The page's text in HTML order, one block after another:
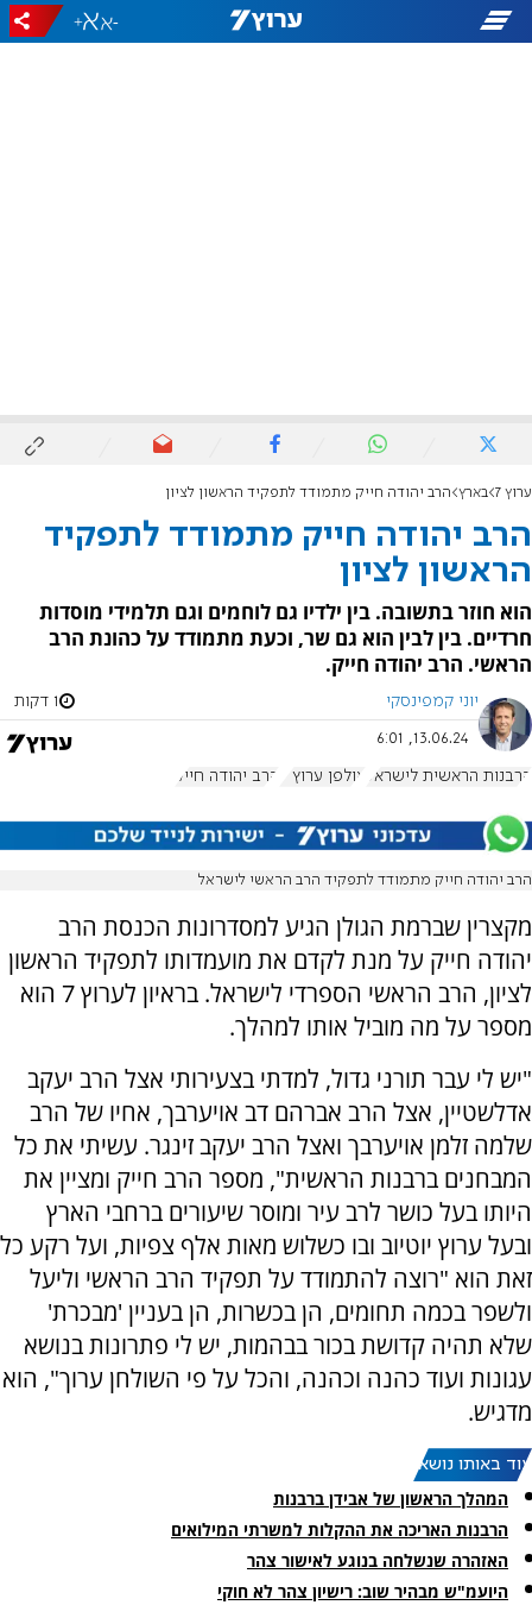
-
+
ערוץ 7 בארץ הרב יהודה חייק מתמודד לתפקיד הראשון לציון
הרב יהודה חייק מתמודד לתפקיד
הראשון לציון
הוא חוזר בתשובה. בין ילדיו גם לוחמים וגם תלמידי מוסדות
חרדיים. בין לבין הוא גם שר, וכעת מתמודד על כהונת הרב
הראשי. הרב יהודה חייק.
יוני קמפינסקי 1 דקות
13.06.24, 6:01
הרבנות הראשית לישראל אולפן ערוץ 7 הרב יהודה חייק
הרב יהודה חייק מתמודד לתפקיד הרב הראשי לישראל
מקצרין שברמת הגולן הגיע למסדרונות הכנסת הרב
יהודה חייק על מנת לקדם את מועמדותו לתפקיד הראשון
לציון, הרב הראשי הספרדי לישראל. בראיון לערוץ 7 הוא
מספר על מה מוביל אותו למהלך.
"יש לי עבר תורני גדול, למדתי בצעירותי אצל הרב יעקב
אדלשטיין, אצל הרב אברהם דב אויערבך, אחיו של הרב
שלמה זלמן אויערבך ואצל הרב יעקב זינגר. עשיתי את כל
המבחנים ברבנות הראשית", מספר הרב חייק ומציין את
היותו בעל כושר לרב עיר ומוסר שיעורים ברחבי הארץ
ובעל ערוץ יוטיוב ובו כשלוש מאות אלף צפיות, ועל רקע כל
זאת הוא "רוצה להתמודד על תפקיד הרב הראשי וליעל
ולשפר בכמה תחומים, הן בכשרות, הן בעניין 'מבכרת'
שלא תהיה קדושת בכור בבהמות, יש לי פתרונות בנושא
עגונות ועוד כהנה וכהנה, והכל על פי השולחן ערוך", הוא
מדגיש.
עוד באותו נושא:
המהלך הראשון של אבידן ברבנות
הרבנות האריכה את ההקלות למשרתי המילואים
האזהרה שנשלחה בנוגע לאישור צהר
היועמ"ש מבהיר שוב: רישיון צהר לא חוקי